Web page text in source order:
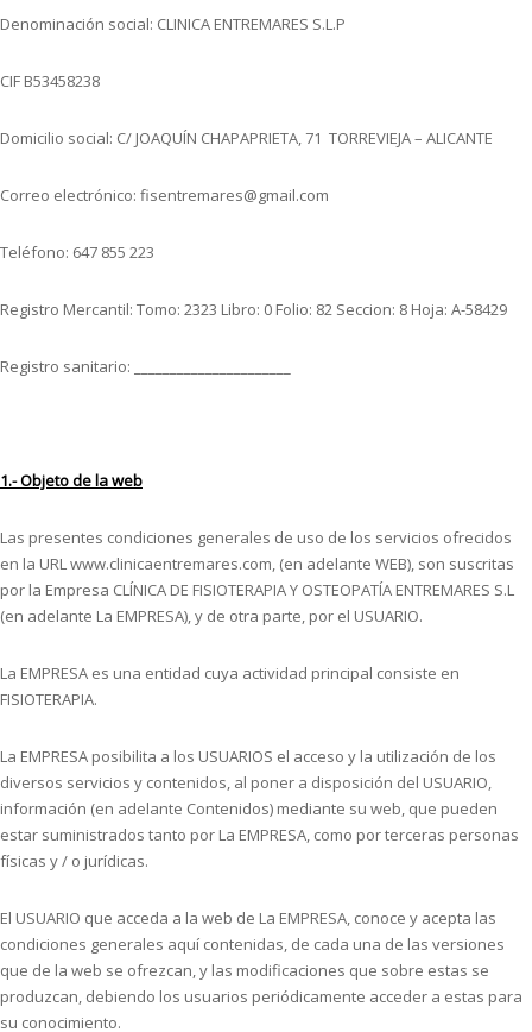
Denominación social: CLINICA ENTREMARES S.L.P
CIF B53458238
Domicilio social: C/ JOAQUÍN CHAPAPRIETA, 71 TORREVIEJA – ALICANTE
Correo electrónico: fisentremares@gmail.com
Teléfono: 647 855 223
Registro Mercantil: Tomo: 2323 Libro: 0 Folio: 82 Seccion: 8 Hoja: A-58429
Registro sanitario: ______________________
1.- Objeto de la web
Las presentes condiciones generales de uso de los servicios ofrecidos
en la URL www.clinicaentremares.com, (en adelante WEB), son suscritas
por la Empresa CLÍNICA DE FISIOTERAPIA Y OSTEOPATÍA ENTREMARES S.L
(en adelante La EMPRESA), y de otra parte, por el USUARIO.
La EMPRESA es una entidad cuya actividad principal consiste en
FISIOTERAPIA.
La EMPRESA posibilita a los USUARIOS el acceso y la utilización de los
diversos servicios y contenidos, al poner a disposición del USUARIO,
información (en adelante Contenidos) mediante su web, que pueden
estar suministrados tanto por La EMPRESA, como por terceras personas
físicas y / o jurídicas.
El USUARIO que acceda a la web de La EMPRESA, conoce y acepta las
condiciones generales aquí contenidas, de cada una de las versiones
que de la web se ofrezcan, y las modificaciones que sobre estas se
produzcan, debiendo los usuarios periódicamente acceder a estas para
su conocimiento.